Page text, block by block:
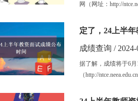
网（网址：http://
定了，24上半
成绩查询 / 2024-
据了解，成绩将于6
（http://